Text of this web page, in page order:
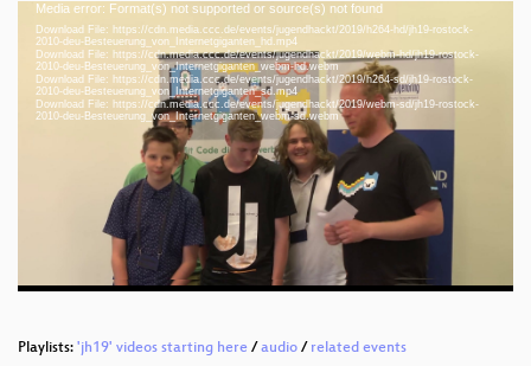
Video
Player
Media error: Format(s) not supported or source(s) not found
Download File: https://cdn.media.ccc.de/events/jugendhackt/2019/h264-hd/jh19-rostock-
2010-deu-Besteuerung_von_Internetgiganten_hd.mp4
Download File: https://cdn.media.ccc.de/events/jugendhackt/2019/webm-hd/jh19-rostock-
2010-deu-Besteuerung_von_Internetgiganten_webm-hd.webm
Download File: https://cdn.media.ccc.de/events/jugendhackt/2019/h264-sd/jh19-rostock-
2010-deu-Besteuerung_von_Internetgiganten_sd.mp4
Download File: https://cdn.media.ccc.de/events/jugendhackt/2019/webm-sd/jh19-rostock-
2010-deu-Besteuerung_von_Internetgiganten_webm-sd.webm deu 1080p (mp4)
deu 1080p (webm)
deu 576p (mp4)
deu 576p (webm)
Playlists: 'jh19' videos starting here /audio / related events